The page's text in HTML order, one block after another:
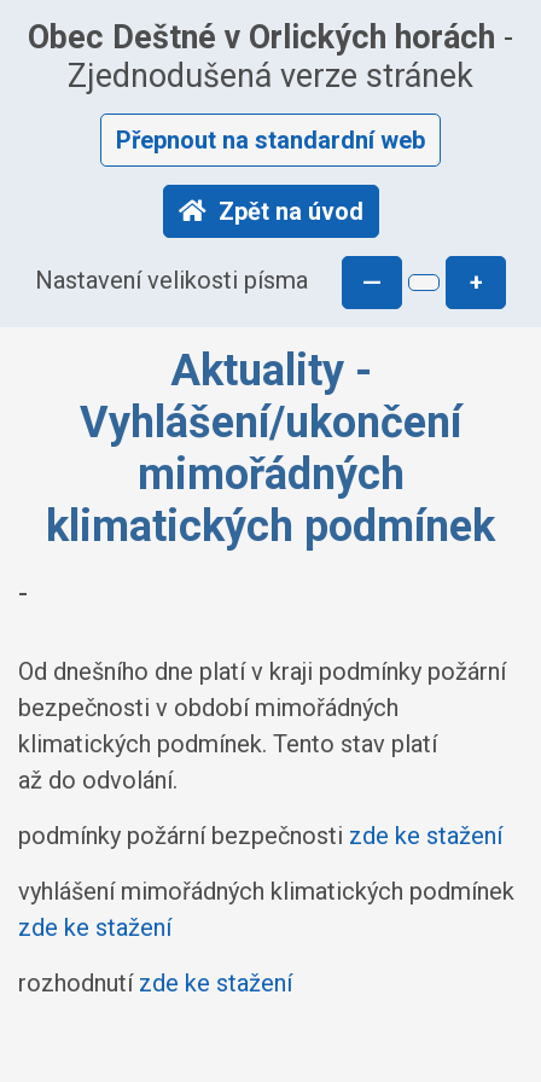
Obec Deštné v Orlických horách -
Zjednodušená verze stránek
Přepnout na standardní web
Zpět na úvod
Nastavení velikosti písma — +
Aktuality -
Vyhlášení/ukončení
mimořádných
klimatických podmínek
-
Od dnešního dne platí v kraji podmínky požární
bezpečnosti v období mimořádných
klimatických podmínek. Tento stav platí
až do odvolání.
podmínky požární bezpečnosti zde ke stažení
vyhlášení mimořádných klimatických podmínek
zde ke stažení
rozhodnutí zde ke stažení